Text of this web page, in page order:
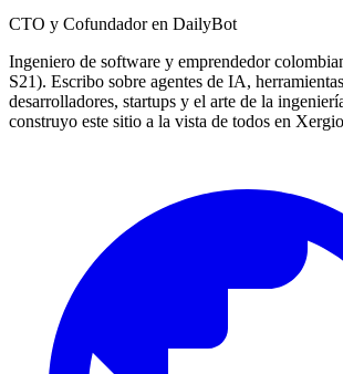
CTO y Cofundador en DailyBot
Ingeniero de software y emprendedor
S21). Escribo sobre agentes de IA,
desarrolladores, startups y el arte de la
construyo este sitio a la vista de todos en